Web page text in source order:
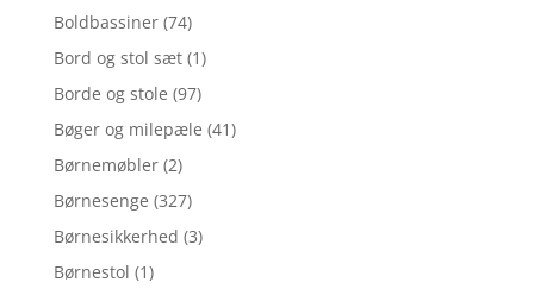
Boldbassiner (74)
Bord og stol sæt (1)
Borde og stole (97)
Bøger og milepæle (41)
Børnemøbler (2)
Børnesenge (327)
Børnesikkerhed (3)
Børnestol (1)